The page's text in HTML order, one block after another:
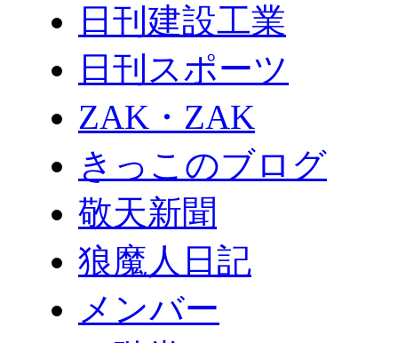
日刊建設工業
日刊スポーツ
ZAK・ZAK
きっこのブログ
敬天新聞
狼魔人日記
メンバー